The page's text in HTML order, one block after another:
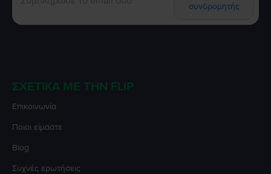
συνδρομητής
ΣΧΕΤΙΚΆ ΜΕ ΤΗΝ FLIP
Επικοινωνία
Ποιοι είμαστε
Blog
Συχνές ερωτήσεις